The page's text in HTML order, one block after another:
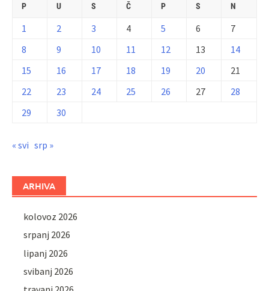
P U S Č P S N
1 2 3 4 5 6
7
8
9 10 11 12 13
14
15
16 17 18 19 20
21
22
23 24 25 26 27
28
29
30
« svi srp »
ARHIVA
kolovoz 2026
srpanj 2026
lipanj 2026
svibanj 2026